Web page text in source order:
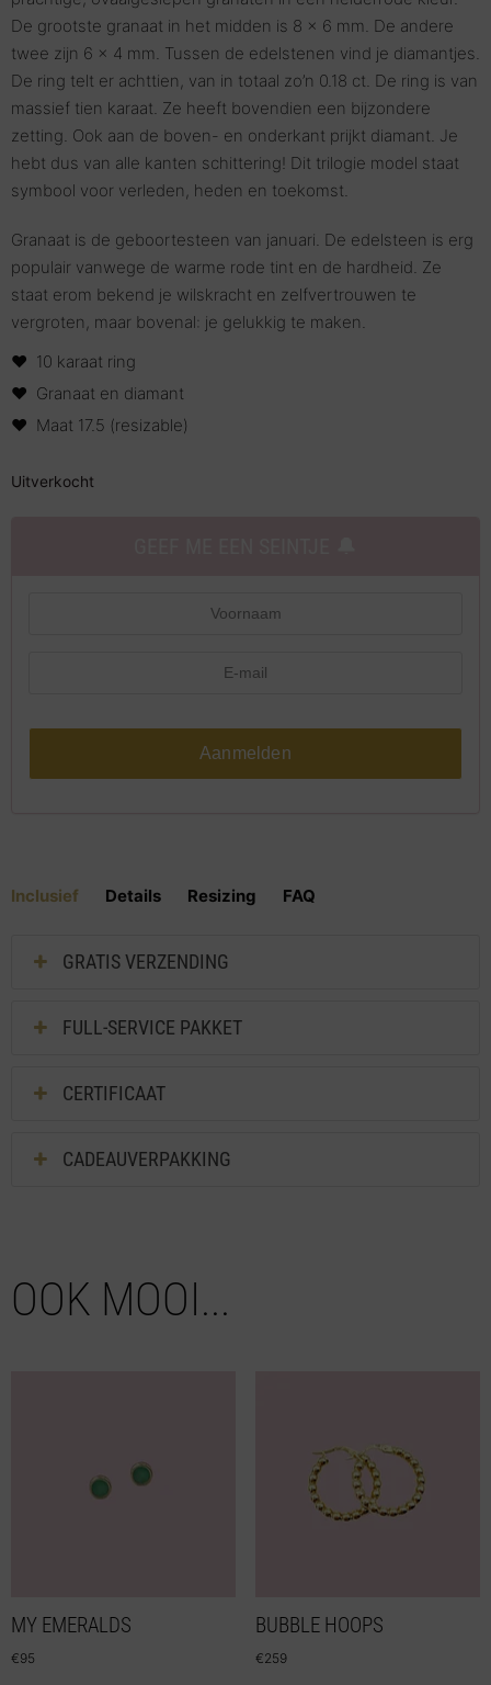
De grootste granaat in het midden is 8 x 6 mm. De andere
twee zijn 6 x 4 mm. Tussen de edelstenen vind je diamantjes.
De ring telt er achttien, van in totaal zo’n 0.18 ct. De ring is van
massief tien karaat. Ze heeft bovendien een bijzondere
zetting. Ook aan de boven- en onderkant prijkt diamant. Je
hebt dus van alle kanten schittering! Dit trilogie model staat
symbool voor verleden, heden en toekomst.
Granaat is de geboortesteen van januari. De edelsteen is erg
populair vanwege de warme rode tint en de hardheid. Ze
staat erom bekend je wilskracht en zelfvertrouwen te
vergroten, maar bovenal: je gelukkig te maken.
10 karaat ring
Granaat en diamant
Maat 17.5 (resizable)
Uitverkocht
Aanmelden
Inclusief Details Resizing FAQ
GRATIS VERZENDING
FULL-SERVICE PAKKET
CERTIFICAAT
CADEAUVERPAKKING
OOK MOOI...
MY EMERALDS
€95
BUBBLE HOOPS
€259